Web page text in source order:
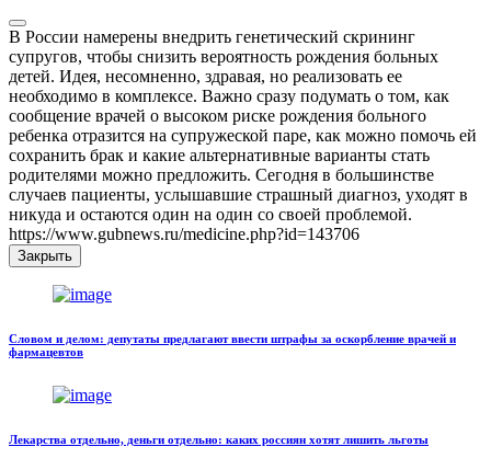
В России намерены внедрить генетический скрининг
супругов, чтобы снизить вероятность рождения больных
детей. Идея, несомненно, здравая, но реализовать ее
необходимо в комплексе. Важно сразу подумать о том, как
сообщение врачей о высоком риске рождения больного
ребенка отразится на супружеской паре, как можно помочь ей
сохранить брак и какие альтернативные варианты стать
родителями можно предложить. Сегодня в большинстве
случаев пациенты, услышавшие страшный диагноз, уходят в
никуда и остаются один на один со своей проблемой.
https://www.gubnews.ru/medicine.php?id=143706
Закрыть
Словом и делом: депутаты предлагают ввести штрафы за оскорбление врачей и
фармацевтов
Лекарства отдельно, деньги отдельно: каких россиян хотят лишить льготы